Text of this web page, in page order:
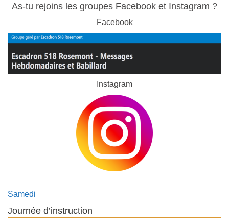
As-tu rejoins les groupes Facebook et Instagram ?
Facebook
Instagram
Samedi
Journée d’instruction